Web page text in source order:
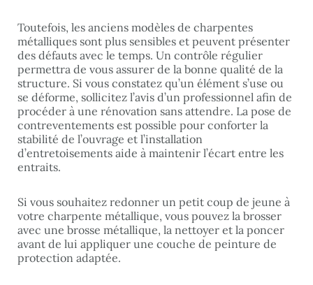
Toutefois, les anciens modèles de charpentes
métalliques sont plus sensibles et peuvent présenter
des défauts avec le temps. Un contrôle régulier
permettra de vous assurer de la bonne qualité de la
structure. Si vous constatez qu’un élément s’use ou
se déforme, sollicitez l’avis d’un professionnel afin de
procéder à une rénovation sans attendre. La pose de
contreventements est possible pour conforter la
stabilité de l’ouvrage et l’installation
d’entretoisements aide à maintenir l’écart entre les
entraits.
Si vous souhaitez redonner un petit coup de jeune à
votre charpente métallique, vous pouvez la brosser
avec une brosse métallique, la nettoyer et la poncer
avant de lui appliquer une couche de peinture de
protection adaptée.